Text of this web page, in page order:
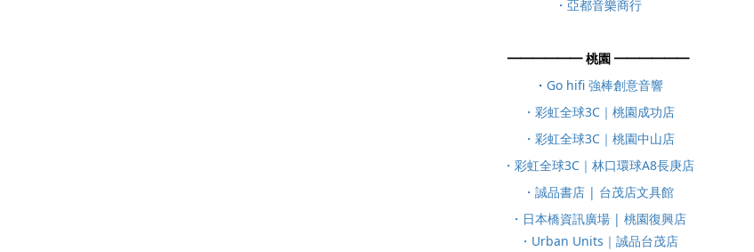
・亞都音樂商行
━━━​​​━━━ 桃園 ━━━​​​━━━
・ Go hifi 強棒創意音響
・彩虹全球3C｜桃園成功店
・彩虹全球3C｜桃園中山店
・彩虹全球3C｜林口環球A8長庚店
・誠品書店 | 台茂店文具館
・日本橋資訊廣場 | 桃園復興店
・Urban Units｜誠品台茂店